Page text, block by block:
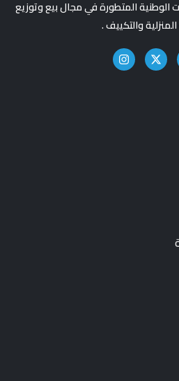
المتطورة في مجال بيع وتوزيع
والتكييف .